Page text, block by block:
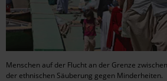
Menschen auf der Flucht an der Grenze
der ethnischen Säuberung gegen Minderheiten.